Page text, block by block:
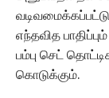
எந்தவித
பம்பு செட்
கொடுக்கும்.